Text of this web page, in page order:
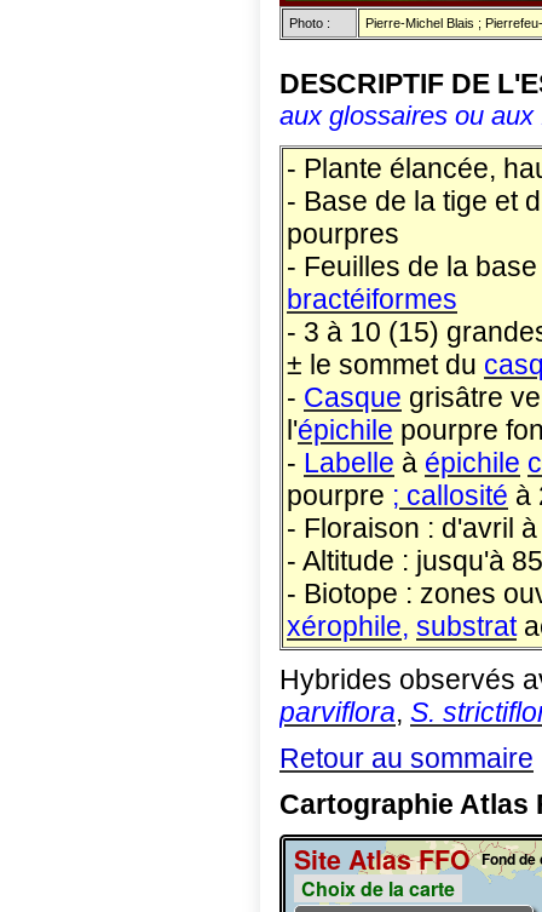
Photo : Pierre-Michel Blais ;
DESCRIPTIF DE
aux glossaires ou
- Plante élancée,
- Base de la tige et
pourpres
- Feuilles de la
bractéiformes
- 3 à 10 (15)
± le sommet du
- Casque grisâtre
l'épichile pourpre
- Labelle à épichile
pourpre ; callosité à
- Floraison : d'avril
- Altitude : jusqu'à
- Biotope : zones
xérophile, substrat
Hybrides observés
parviflora, S.
Retour au sommaire
Cartographie Atlas